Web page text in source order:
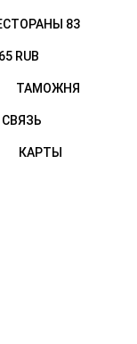
83
RUB
ТАМОЖНЯ
СВЯЗЬ
КАРТЫ